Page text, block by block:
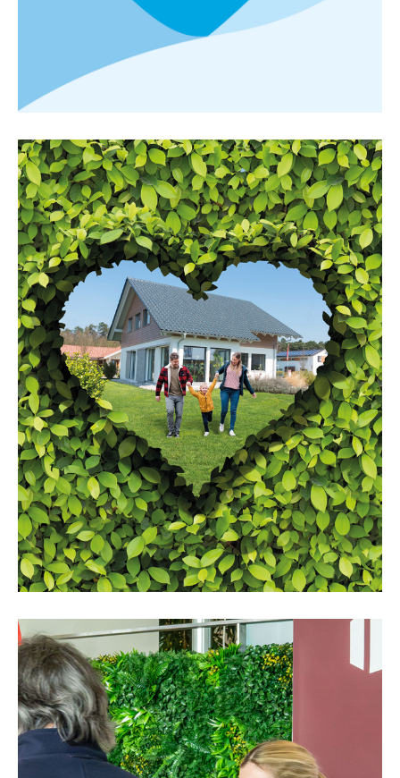
HausBlick 2025